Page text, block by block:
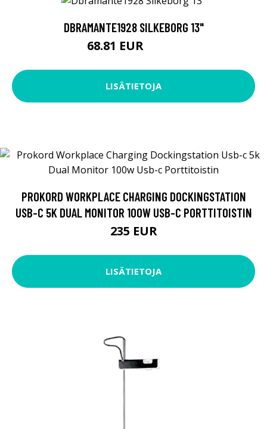
DBRAMANTE1928 SILKEBORG 13"
68.81 EUR
LISÄTIETOJA
PROKORD WORKPLACE CHARGING DOCKINGSTATION
USB-C 5K DUAL MONITOR 100W USB-C PORTTITOISTIN
235 EUR
LISÄTIETOJA